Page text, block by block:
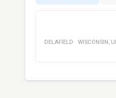
DELAFIELD · WISCONSIN ,